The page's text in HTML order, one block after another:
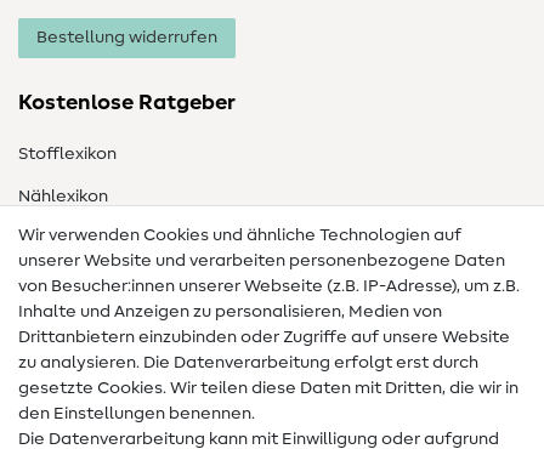
Bestellung widerrufen
Kostenlose Ratgeber
Stofflexikon
Nählexikon
Nähanleitungen
Hilfe & Kontakt
Kontakt
Infos zum Betreiberwechsel
Wir verwenden Cookies und ähnliche Technologien auf
unserer Website und verarbeiten personenbezogene Daten
von Besucher:innen unserer Webseite (z.B. IP-Adresse), um z.B.
Inhalte und Anzeigen zu personalisieren, Medien von
Drittanbietern einzubinden oder Zugriffe auf unsere Website
zu analysieren. Die Datenverarbeitung erfolgt erst durch
gesetzte Cookies. Wir teilen diese Daten mit Dritten, die wir in
den Einstellungen benennen.
Die Datenverarbeitung kann mit Einwilligung oder aufgrund